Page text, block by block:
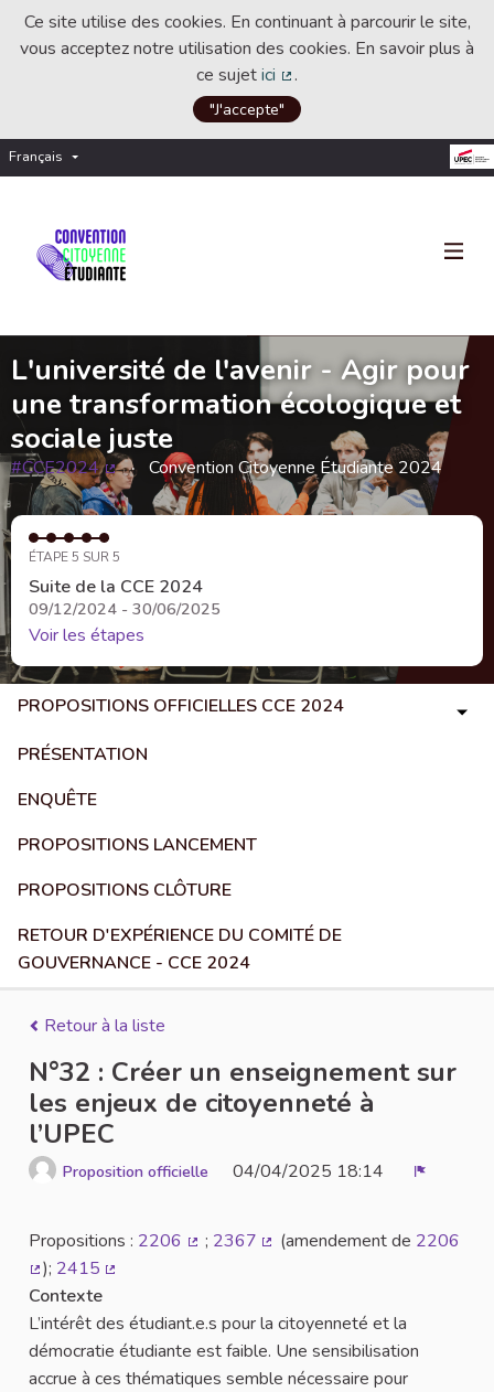
Ce site utilise des cookies. En continuant à parcourir le site,
vous acceptez notre utilisation des cookies. En savoir plus à
ce sujetici
(Lien externe)
.
"J'accepte"
Français Choisir la langue
L'université de l'avenir - Agir pour
une transformation écologique et
sociale juste
#CCE2024
(Lien externe)
Convention Citoyenne Étudiante 2024
ÉTAPE 5 SUR 5
Suite de la CCE 2024
09/12/2024 - 30/06/2025
Voir les étapes
PROPOSITIONS OFFICIELLES CCE 2024
PRÉSENTATION
ENQUÊTE
PROPOSITIONS LANCEMENT
PROPOSITIONS CLÔTURE
RETOUR D'EXPÉRIENCE DU COMITÉ DE
GOUVERNANCE - CCE 2024
Retour à la liste
N°32 : Créer un enseignement sur
les enjeux de citoyenneté à
l’UPEC
Proposition officielle 04/04/2025 18:14
Propositions : 2206 ; 2367 (amendement de 2206
(Lien externe)
); 2415
Contexte
L’intérêt des étudiant.e.s pour la citoyenneté et la
démocratie étudiante est faible. Une sensibilisation
accrue à ces thématiques semble nécessaire pour